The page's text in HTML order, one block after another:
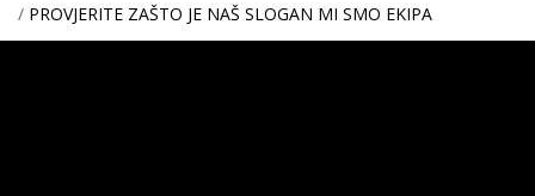
PROVJERITE ZAŠTO JE NAŠ SLOGAN MI SMO EKIPA